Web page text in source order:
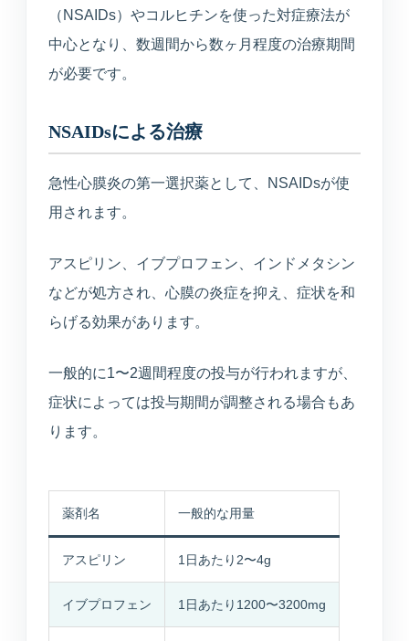
（NSAIDs）やコルヒチンを使った対症療法が
中心となり、数週間から数ヶ月程度の治療期間
が必要です。
NSAIDsによる治療
急性心膜炎の第一選択薬として、NSAIDsが使
用されます。
アスピリン、イブプロフェン、インドメタシン
などが処方され、心膜の炎症を抑え、症状を和
らげる効果があります。
一般的に1〜2週間程度の投与が行われますが、
症状によっては投与期間が調整される場合もあ
ります。
薬剤名 一般的な用量
アスピリン 1日あたり2〜4g
イブプロフェン 1日あたり1200〜3200mg